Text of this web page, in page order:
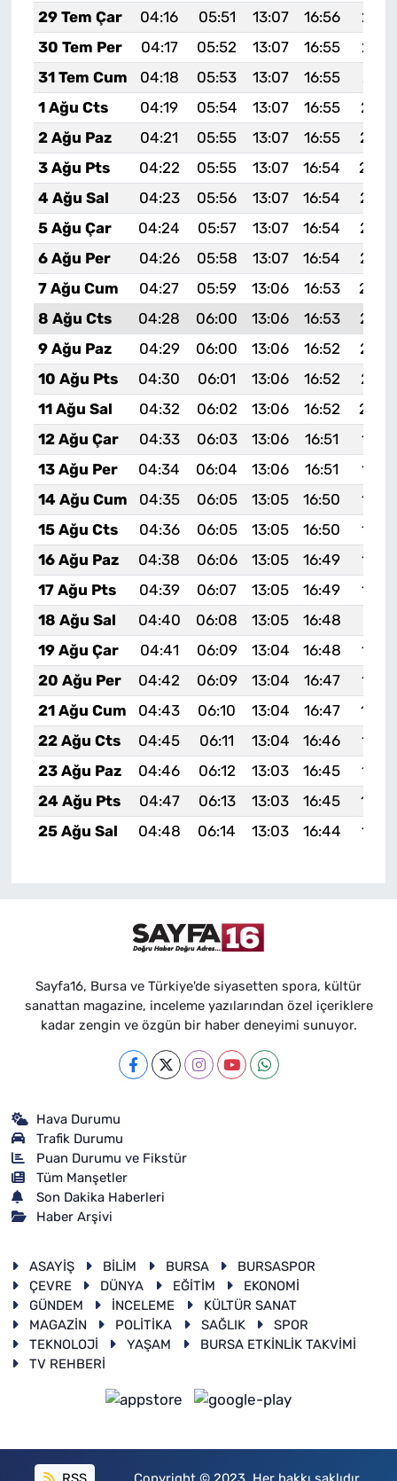
29 Tem Çar
04:16 05:51 13:07 16:56
30 Tem Per
04:17 05:52 13:07 16:55
31 Tem Cum
04:18 05:53 13:07 16:55
1 Ağu Cts
04:19 05:54 13:07 16:55
2 Ağu Paz
04:21 05:55 13:07 16:55
3 Ağu Pts
04:22 05:55 13:07 16:54
4 Ağu Sal
04:23 05:56 13:07 16:54
5 Ağu Çar
04:24 05:57 13:07 16:54
6 Ağu Per
04:26 05:58 13:07 16:54
7 Ağu Cum
04:27 05:59 13:06 16:53
8 Ağu Cts
04:28 06:00 13:06 16:53
9 Ağu Paz
04:29 06:00 13:06 16:52
10 Ağu Pts
04:30 06:01 13:06 16:52
11 Ağu Sal
04:32 06:02 13:06 16:52
12 Ağu Çar
04:33 06:03 13:06 16:51
13 Ağu Per
04:34 06:04 13:06 16:51
14 Ağu Cum
04:35 06:05 13:05 16:50
15 Ağu Cts
04:36 06:05 13:05 16:50
16 Ağu Paz
04:38 06:06 13:05 16:49
17 Ağu Pts
04:39 06:07 13:05 16:49
18 Ağu Sal
04:40 06:08 13:05 16:48
19 Ağu Çar
04:41 06:09 13:04 16:48
20 Ağu Per
04:42 06:09 13:04 16:47
21 Ağu Cum
04:43 06:10 13:04 16:47
22 Ağu Cts
04:45 06:11 13:04 16:46
23 Ağu Paz
04:46 06:12 13:03 16:45
24 Ağu Pts
04:47 06:13 13:03 16:45
25 Ağu Sal
04:48 06:14 13:03 16:44
Sayfa16, Bursa ve Türkiye'de siyasetten spora, kültür
sanattan magazine, inceleme yazılarından özel içeriklere
kadar zengin ve özgün bir haber deneyimi sunuyor.
Hava Durumu
Trafik Durumu
Puan Durumu ve Fikstür
Tüm Manşetler
Son Dakika Haberleri
Haber Arşivi
ASAYİŞ BİLİM BURSA
BURSASPOR
ÇEVRE
DÜNYA EĞİTİM
EKONOMİ
GÜNDEM
İNCELEME
KÜLTÜR SANAT
MAGAZİN
POLİTİKA SAĞLIK
SPOR
TEKNOLOJİ
YAŞAM
BURSA ETKİNLİK TAKVİMİ
TV REHBERİ